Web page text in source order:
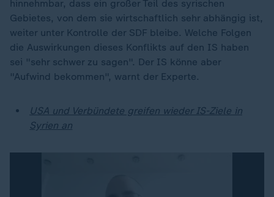
hinnehmbar, dass ein großer Teil des syrischen
Gebietes, von dem sie wirtschaftlich sehr abhängig ist,
weiter unter Kontrolle der SDF bleibe. Welche Folgen
die Auswirkungen dieses Konflikts auf den IS haben
sei "sehr schwer zu sagen". Der IS könne aber
"Aufwind bekommen", warnt der Experte.
USA und Verbündete greifen wieder IS-Ziele in
Syrien an